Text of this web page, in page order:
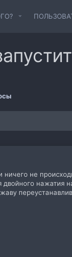
не
нажатия